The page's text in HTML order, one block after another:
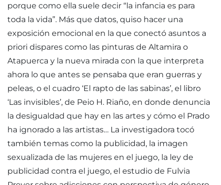
porque como ella suele decir “la infancia es para
toda la vida”. Más que datos, quiso hacer una
exposición emocional en la que conectó asuntos a
priori dispares como las pinturas de Altamira o
Atapuerca y la nueva mirada con la que interpreta
ahora lo que antes se pensaba que eran guerras y
peleas, o el cuadro ‘El rapto de las sabinas’, el libro
‘Las invisibles’, de Peio H. Riaño, en donde denuncia
la desigualdad que hay en las artes y cómo el Prado
ha ignorado a las artistas… La investigadora tocó
también temas como la publicidad, la imagen
sexualizada de las mujeres en el juego, la ley de
publicidad contra el juego, el estudio de Fulvia